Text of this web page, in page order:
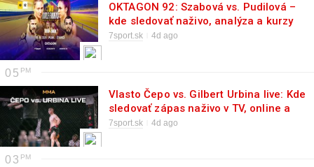
OKTAGON 92: Szabová vs. Pudilová –
kde sledovať naživo, analýza a kurzy
7sport.sk 4d ago
05
Vlasto Čepo vs. Gilbert Urbina live: Kde
sledovať zápas naživo v TV, online a
cez live stream
7sport.sk 4d ago
03